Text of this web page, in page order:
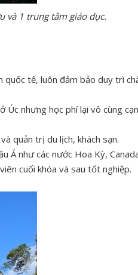
và 1 trung tâm giáo dục.
tế, luôn đảm bảo duy trì
nhưng học phí lại vô cùng
quản trị du lịch, khách sạn.
Á như các nước Hoa Kỳ,
cuối khóa và sau tốt nghiệp.